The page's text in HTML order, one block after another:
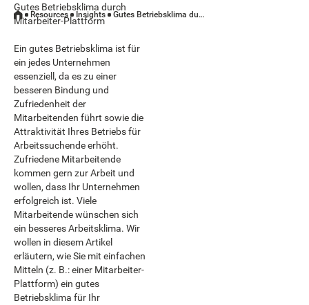
Gutes Betriebsklima durch
Mitarbeiter-Plattform
Ein gutes Betriebsklima ist für
ein jedes Unternehmen
essenziell, da es zu einer
besseren Bindung und
Zufriedenheit der
Mitarbeitenden führt sowie die
Attraktivität Ihres Betriebs für
Arbeitssuchende erhöht.
Zufriedene Mitarbeitende
kommen gern zur Arbeit und
wollen, dass Ihr Unternehmen
erfolgreich ist. Viele
Mitarbeitende wünschen sich
ein besseres Arbeitsklima. Wir
wollen in diesem Artikel
erläutern, wie Sie mit einfachen
Mitteln (z. B.: einer Mitarbeiter-
Plattform) ein gutes
Betriebsklima für Ihr
Resources Insights Gutes Betriebsklima durch Mitarbeiter-Plattform